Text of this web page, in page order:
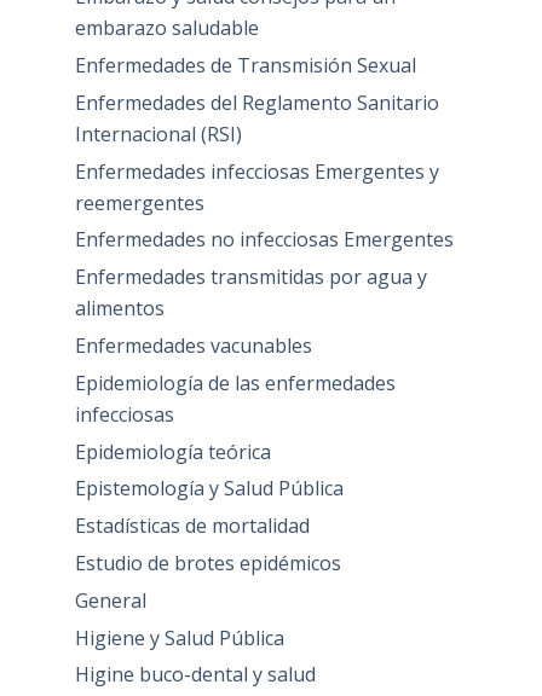
embarazo saludable
Enfermedades de Transmisión Sexual
Enfermedades del Reglamento Sanitario
Internacional (RSI)
Enfermedades infecciosas Emergentes y
reemergentes
Enfermedades no infecciosas Emergentes
Enfermedades transmitidas por agua y
alimentos
Enfermedades vacunables
Epidemiología de las enfermedades
infecciosas
Epidemiología teórica
Epistemología y Salud Pública
Estadísticas de mortalidad
Estudio de brotes epidémicos
General
Higiene y Salud Pública
Higine buco-dental y salud